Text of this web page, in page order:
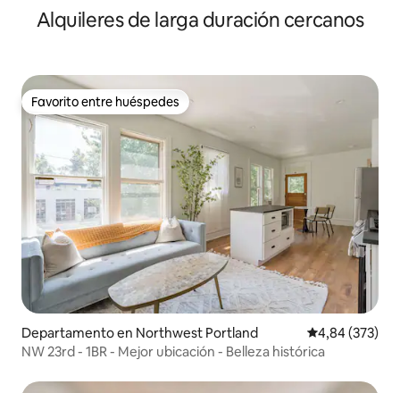
Alquileres de larga duración cercanos
Favorito entre huéspedes
Favorito entre huéspedes
Departamento en Northwest Portland Calificación
4,84 (373)
NW 23rd - 1BR - Mejor ubicación - Belleza histórica